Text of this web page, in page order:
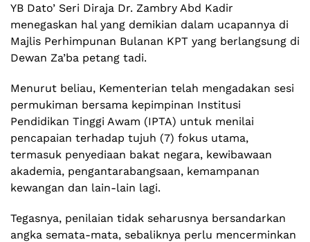
YB Dato’ Seri Diraja Dr. Zambry Abd Kadir
menegaskan hal yang demikian dalam ucapannya di
Majlis Perhimpunan Bulanan KPT yang berlangsung di
Dewan Za’ba petang tadi.
Menurut beliau, Kementerian telah mengadakan sesi
permukiman bersama kepimpinan Institusi
Pendidikan Tinggi Awam (IPTA) untuk menilai
pencapaian terhadap tujuh (7) fokus utama,
termasuk penyediaan bakat negara, kewibawaan
akademia, pengantarabangsaan, kemampanan
kewangan dan lain-lain lagi.
Tegasnya, penilaian tidak seharusnya bersandarkan
angka semata-mata, sebaliknya perlu mencerminkan